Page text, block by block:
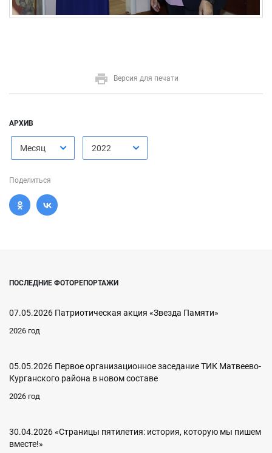
Версия для печати
АРХИВ
Месяц 2022
Поделиться
ПОСЛЕДНИЕ ФОТОРЕПОРТАЖИ
07.05.2026 Патриотическая акция «Звезда Памяти»
2026 год
05.05.2026 Первое организационное заседание ТИК Матвеево-
Курганского района в новом составе
2026 год
30.04.2026 «Страницы пятилетия: история, которую мы пишем
вместе!»